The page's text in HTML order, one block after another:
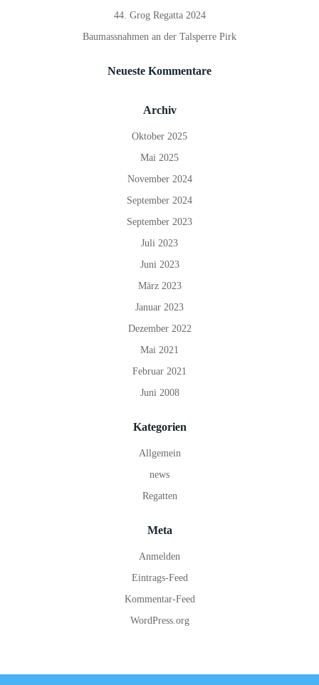
44. Grog Regatta 2024
Baumassnahmen an der Talsperre Pirk
Neueste Kommentare
Archiv
Oktober 2025
Mai 2025
November 2024
September 2024
September 2023
Juli 2023
Juni 2023
März 2023
Januar 2023
Dezember 2022
Mai 2021
Februar 2021
Juni 2008
Kategorien
Allgemein
news
Regatten
Meta
Anmelden
Eintrags-Feed
Kommentar-Feed
WordPress.org